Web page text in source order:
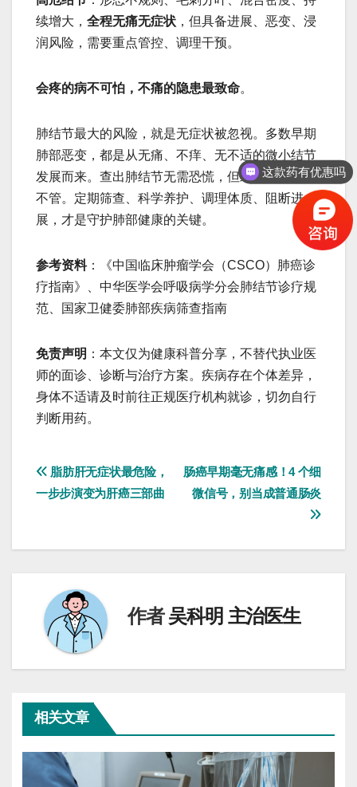
续增大， 全程无痛无症状 ，但具备进展、恶变、浸
润风险，需要重点管控、调理干预。
会疼的病不可怕，不痛的隐患最致命。
肺结节最大的风险，就是无症状被忽视。多数早期
肺部恶变，都是从无痛、不痒、无不适的微小结节
发展而来。查出肺结节无需恐慌，但绝对不能放任
不管。定期筛查、科学养护、调理体质、阻断进
展，才是守护肺部健康的关键。
参考资料：《中国临床肿瘤学会（CSCO）肺癌诊
疗指南》、中华医学会呼吸病学分会肺结节诊疗规
范、国家卫健委肺部疾病筛查指南
免责声明 ：本文仅为健康科普分享，不替代执业医
师的面诊、诊断与治疗方案。疾病存在个体差异，
身体不适请及时前往正规医疗机构就诊，切勿自行
判断用药。
文
章
导
肠癌早期毫无痛感！4 个细
微信号，别当成普通肠炎
脂肪肝无症状最危险，
一步步演变为肝癌三部曲
作者吴科明 主治医生
相关文章
这款药有优惠吗
保守治疗的方法有吗